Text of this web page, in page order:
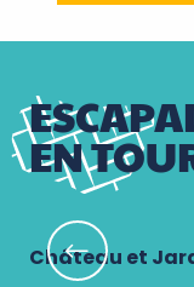
EN
Château et